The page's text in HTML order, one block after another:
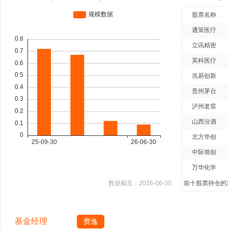
数据截至： 2026-06-30
股票名称
通策医疗
立讯精密
英科医疗
兆易创新
贵州茅台
泸州老窖
山西汾酒
北方华创
中际旭创
万华化学
前十股票持仓的
基金经理 费逸